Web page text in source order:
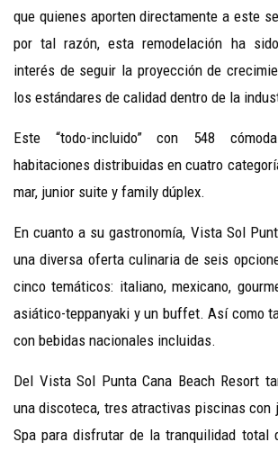
que quienes aporten directamente a este
por tal razón, esta remodelación ha
interés de seguir la proyección de
los estándares de calidad dentro de la
Este “todo-incluido” con 548
habitaciones distribuidas en cuatro
mar, junior suite y family dúplex.
En cuanto a su gastronomía, Vista Sol
una diversa oferta culinaria de seis
cinco temáticos: italiano, mexicano,
asiático-teppanyaki y un buffet. Así como
con bebidas nacionales incluidas.
Del Vista Sol Punta Cana Beach Resort
una discoteca, tres atractivas piscinas con
Spa para disfrutar de la tranquilidad total